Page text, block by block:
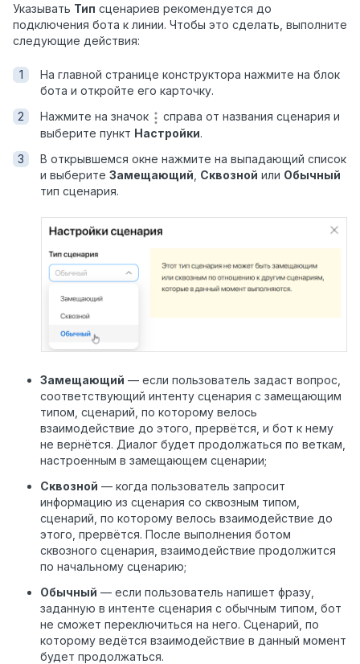
Указывать Тип сценариев рекомендуется до
подключения бота к линии. Чтобы это сделать, выполните
следующие действия:
На главной странице конструктора нажмите на блок
бота и откройте его карточку.
Нажмите на значок
справа от названия сценария и
выберите пункт Настройки.
В открывшемся окне нажмите на выпадающий список
и выберите Замещающий Сквозной или Обычный
тип сценария.
Замещающий — если пользователь задаст вопрос,
соответствующий интенту сценария с замещающим
типом, сценарий, по которому велось
взаимодействие до этого, прервётся, и бот к нему
не вернётся. Диалог будет продолжаться по веткам,
настроенным в замещающем сценарии;
Сквозной — когда пользователь запросит
информацию из сценария со сквозным типом,
сценарий, по которому велось взаимодействие до
этого, прервётся. После выполнения ботом
сквозного сценария, взаимодействие продолжится
по начальному сценарию;
Обычный — если пользователь напишет фразу,
заданную в интенте сценария с обычным типом, бот
не сможет переключиться на него. Сценарий, по
которому ведётся взаимодействие в данный момент
будет продолжаться.